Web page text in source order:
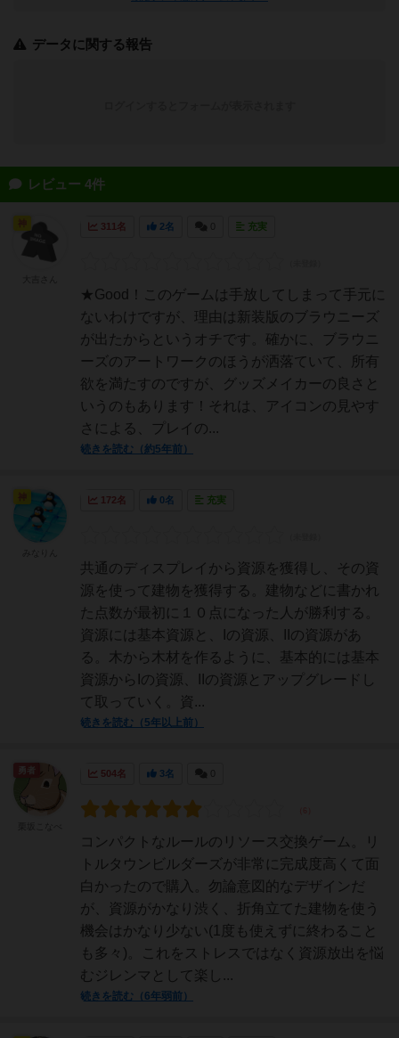
データに関する報告
レビュー 4件
311名 2名 充実
★Good！このゲームは手放してしまって手元に
ないわけですが、理由は新装版のブラウニーズ
が出たからというオチです。確かに、ブラウニ
ーズのアートワークのほうが洒落ていて、所有
欲を満たすのですが、グッズメイカーの良さと
いうのもあります！それは、アイコンの見やす
さによる、プレイの...
続きを読む（約5年前）
172名 0名 充実
共通のディスプレイから資源を獲得し、その資
源を使って建物を獲得する。建物などに書かれ
た点数が最初に１０点になった人が勝利する。
資源には基本資源と、Iの資源、IIの資源があ
る。木から木材を作るように、基本的には基本
資源からIの資源、IIの資源とアップグレードし
て取っていく。資...
続きを読む（5年以上前）
神
504名 3名
コンパクトなルールのリソース交換ゲーム。リ
トルタウンビルダーズが非常に完成度高くて面
白かったので購入。勿論意図的なデザインだ
が、資源がかなり渋く、折角立てた建物を使う
機会はかなり少ない(1度も使えずに終わること
も多々)。これをストレスではなく資源放出を悩
むジレンマとして楽し...
続きを読む（6年弱前）
勇者